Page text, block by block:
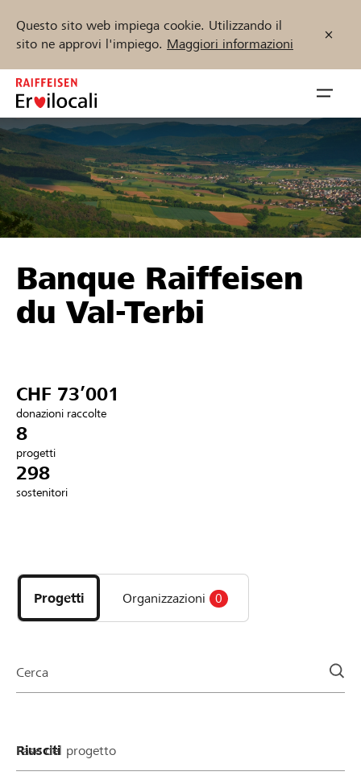
Questo sito web impiega cookie. Utilizzando il
sito ne approvi l'impiego. Maggiori informazioni
Zum
Inhalt
springen
öffnen
Sostenere
Aiuto & supporto
Collegarsi
Trova progetti e organizzazioni
Inizia ora
DE FR IT
Banque Raiffeisen
du Val-Terbi
CHF 73’001
donazioni raccolte
8
progetti
298
sostenitori
i
progetti
e
della
Progetti Organizzazioni 0
Cerca
Fase del progetto